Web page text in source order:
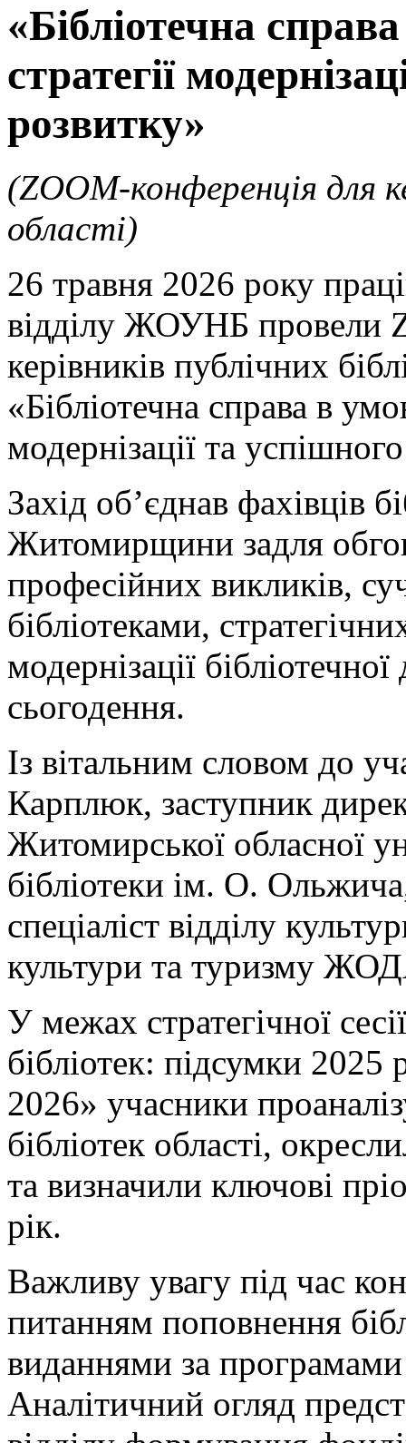
«Бібліотечна
стратегії
розвитку»
(ZOOM-конференція для
області)
26 травня 2026 року
відділу ЖОУНБ провели
керівників публічних
«Бібліотечна справа в
модернізації та
Захід об’єднав фахівців
Житомирщини задля
професійних викликів,
бібліотеками,
модернізації
сьогодення.
Із вітальним словом до
Карплюк, заступник
Житомирської обласної
бібліотеки ім. О.
спеціаліст відділу
культури та туризму
У межах стратегічної
бібліотек: підсумки 2025
2026» учасники
бібліотек області,
та визначили ключові
рік.
Важливу увагу під час
питанням поповнення
виданнями за програмами
Аналітичний огляд